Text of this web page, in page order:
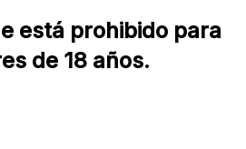
está prohibido para
de 18 años.